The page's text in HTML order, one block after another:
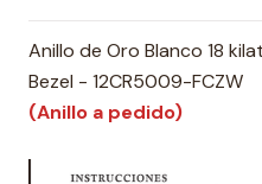
Anillo de Oro Blanco 18
Bezel - 12CR5009-FCZW
(Anillo a pedido)